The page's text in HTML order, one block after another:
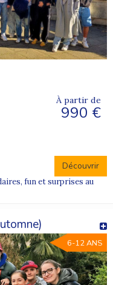
À partir de
990 €
Découvrir
fun et surprises au
6-12 ANS